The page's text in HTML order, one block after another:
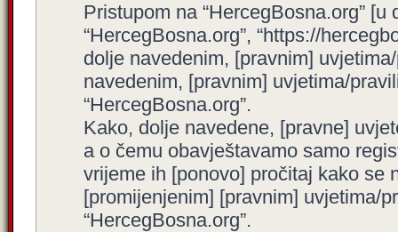
Pristupom na “HercegBosna.org” [u
“HercegBosna.org”, “https://
dolje navedenim, [pravnim]
navedenim, [pravnim] uvjetima/
“HercegBosna.org”.
Kako, dolje navedene, [pravne]
a o čemu obavještavamo samo
vrijeme ih [ponovo] pročitaj kako se
[promijenjenim] [pravnim] uvjetima/
“HercegBosna.org”.